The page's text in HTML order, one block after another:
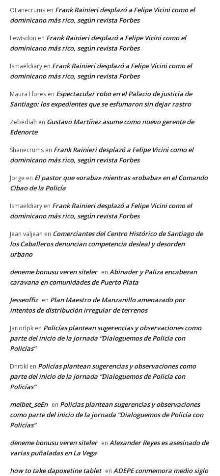
OLanecrums en Frank Rainieri desplazó a Felipe Vicini como el
dominicano más rico, según revista Forbes
Lewisdon en Frank Rainieri desplazó a Felipe Vicini como el
dominicano más rico, según revista Forbes
Ismaeldiary en Frank Rainieri desplazó a Felipe Vicini como el
dominicano más rico, según revista Forbes
Maura Flores en Espectacular robo en el Palacio de justicia de
Santiago: los expedientes que se esfumaron sin dejar rastro
Zebediah en Gustavo Martínez asume como nuevo gerente de
Edenorte
Shanecrums en Frank Rainieri desplazó a Felipe Vicini como el
dominicano más rico, según revista Forbes
Jorge en El pastor que «oraba» mientras «robaba» en el Comando
Cibao de la Policía
Ismaeldiary en Frank Rainieri desplazó a Felipe Vicini como el
dominicano más rico, según revista Forbes
Jean valjean en Comerciantes del Centro Histórico de Santiago de
los Caballeros denuncian competencia desleal y desorden
urbano
deneme bonusu veren siteler en Abinader y Paliza encabezan
caravana en comunidades de Puerto Plata
Jesseoffiz en Plan Maestro de Manzanillo amenazado por
intentos de distribución irregular de terrenos
Jariorlpk en Policías plantean sugerencias y observaciones como
parte del inicio de la jornada “Dialoguemos de Policía con
Policías”
Dnrtikl en Policías plantean sugerencias y observaciones como
parte del inicio de la jornada “Dialoguemos de Policía con
Policías”
melbet_seEn en Policías plantean sugerencias y observaciones
como parte del inicio de la jornada “Dialoguemos de Policía con
Policías”
deneme bonusu veren siteler en Alexander Reyes es asesinado de
varias puñaladas en La Vega
how to take dapoxetine tablet en ADEPE conmemora medio siglo